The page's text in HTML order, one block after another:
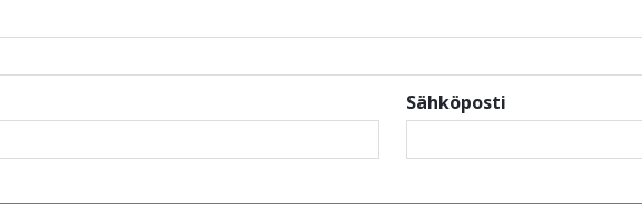
Sähköposti